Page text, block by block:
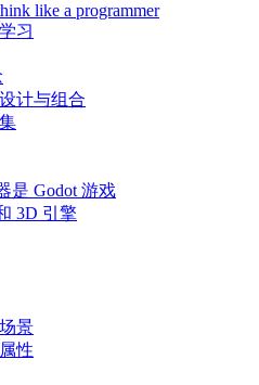
like a programmer
习
计与组合
是 Godot 游戏
3D 引擎
景
性